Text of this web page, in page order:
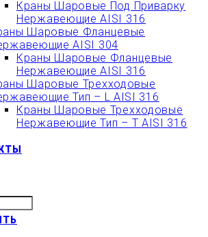
Краны Шаровые Под Приварку
Нержавеющие AISI 316
Шаровые Фланцевые
AISI 304
Краны Шаровые Фланцевые
Нержавеющие AISI 316
Шаровые Трехходовые
Тип – L AISI 316
Краны Шаровые Трехходовые
Нержавеющие Тип – T AISI 316